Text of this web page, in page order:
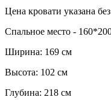
Цена кровати указана
Спальное место -
Ширина: 169 см
Высота: 102 см
Глубина: 218 см